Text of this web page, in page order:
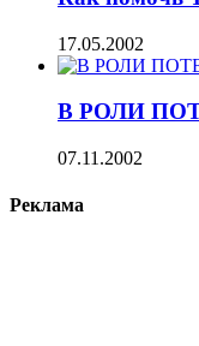
17.05.2002
В РОЛИ
07.11.2002
Реклама